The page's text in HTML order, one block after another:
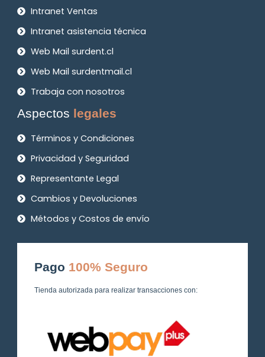
Intranet Ventas
Intranet asistencia técnica
Web Mail surdent.cl
Web Mail surdentmail.cl
Trabaja con nosotros
Aspectos legales
Términos y Condiciones
Privacidad y Seguridad
Representante Legal
Cambios y Devoluciones
Métodos y Costos de envío
Pago 100% Seguro
Tienda autorizada para realizar transacciones con: